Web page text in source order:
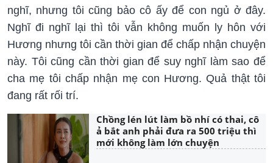
nghĩ, nhưng tôi cũng bảo cô ấy để con ngủ ở đây.
Nghĩ đi nghĩ lại thì tôi vẫn không muốn ly hôn với
Hương nhưng tôi cần thời gian để chấp nhận chuyện
này. Tôi cũng cần thời gian để suy nghĩ làm sao để
cha mẹ tôi chấp nhận mẹ con Hương. Quả thật tôi
đang rất rối trí.
Chồng lén lút làm bồ nhí có thai, cô
ả bắt anh phải đưa ra 500 triệu thì
mới không làm lớn chuyện